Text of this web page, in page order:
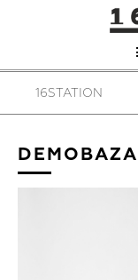
16STATION
DEMOBAZA